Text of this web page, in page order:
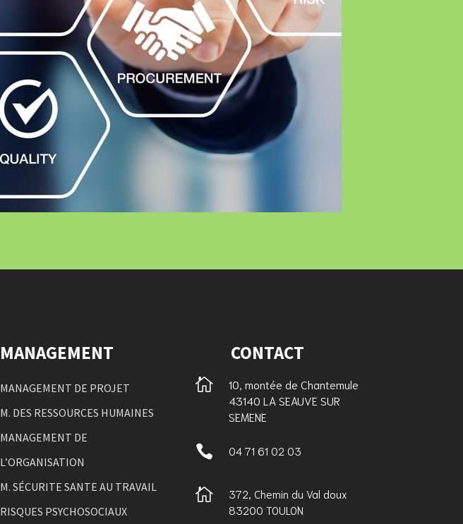
MANAGEMENT
MANAGEMENT DE PROJET
M. DES RESSOURCES HUMAINES
MANAGEMENT DE
L’ORGANISATION
M. SÉCURITE SANTE AU TRAVAIL
RISQUES PSYCHOSOCIAUX
CONTACT

10, montée de Chantemule
43140 LA SEAUVE SUR
SEMENE
 04 71 61 02 03

372, Chemin du Val doux
83200 TOULON